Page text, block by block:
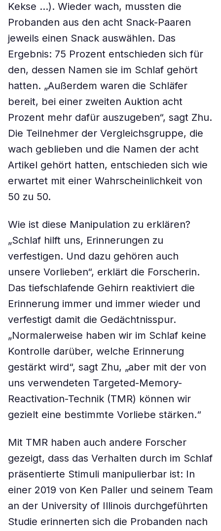
Kekse …). Wieder wach, mussten die
Probanden aus den acht Snack-Paaren
jeweils einen Snack auswählen. Das
Ergebnis: 75 Prozent entschieden sich für
den, dessen Namen sie im Schlaf gehört
hatten. „Außerdem waren die Schläfer
bereit, bei einer zweiten Auktion acht
Prozent mehr dafür auszugeben“, sagt Zhu.
Die Teilnehmer der Vergleichsgruppe, die
wach geblieben und die Namen der acht
Artikel gehört hatten, entschieden sich wie
erwartet mit einer Wahrscheinlichkeit von
50 zu 50.
Wie ist diese Manipulation zu erklären?
„Schlaf hilft uns, Erinnerungen zu
verfestigen. Und dazu gehören auch
unsere Vorlieben“, erklärt die Forscherin.
Das tiefschlafende Gehirn reaktiviert die
Erinnerung immer und immer wieder und
verfestigt damit die Gedächtnisspur.
„Normalerweise haben wir im Schlaf keine
Kontrolle darüber, welche Erinnerung
gestärkt wird“, sagt Zhu, „aber mit der von
uns verwendeten Targeted-Memory-
Reactivation-Technik (TMR) können wir
gezielt eine bestimmte Vorliebe stärken.“
Mit TMR haben auch andere Forscher
gezeigt, dass das Verhalten durch im Schlaf
präsentierte Stimuli manipulierbar ist: In
einer 2019 von Ken Paller und seinem Team
an der University of Illinois durchgeführten
Studie erinnerten sich die Probanden nach